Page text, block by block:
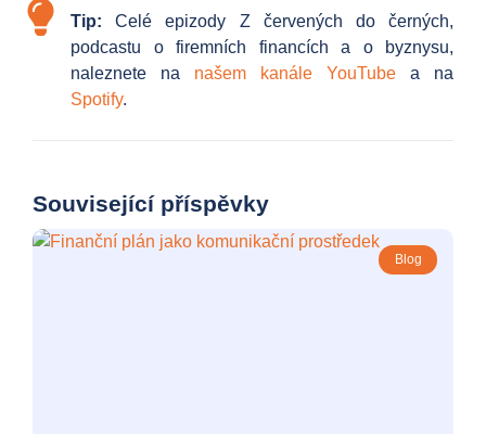
Tip: Celé epizody Z červených do černých,
podcastu o firemních financích a o byznysu,
naleznete na našem kanále YouTube a na
Spotify.
Související příspěvky
Blog